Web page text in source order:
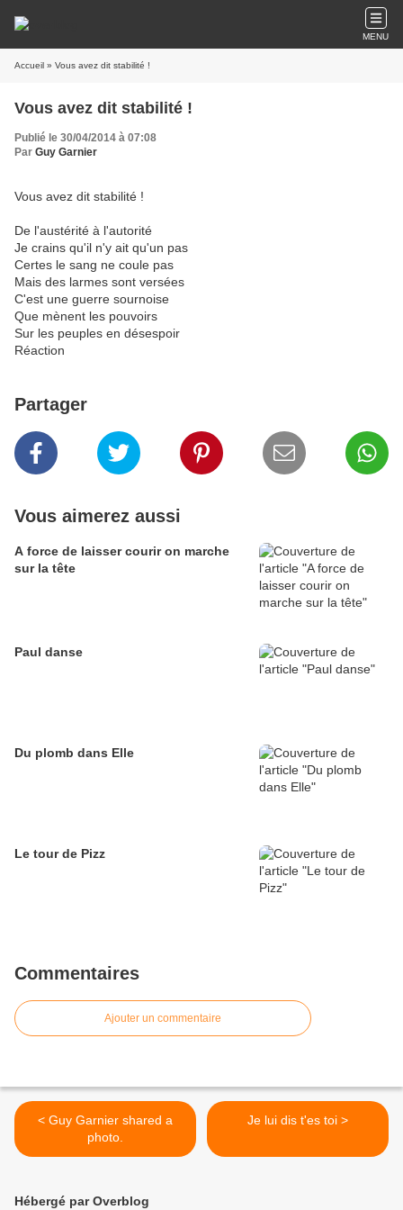
MENU
Accueil » Vous avez dit stabilité !
Vous avez dit stabilité !
Publié le 30/04/2014 à 07:08
Par Guy Garnier
Vous avez dit stabilité !
De l'austérité à l'autorité
Je crains qu'il n'y ait qu'un pas
Certes le sang ne coule pas
Mais des larmes sont versées
C'est une guerre sournoise
Que mènent les pouvoirs
Sur les peuples en désespoir
Réaction
Partager
Vous aimerez aussi
A force de laisser courir on marche
sur la tête
Paul danse
Du plomb dans Elle
Le tour de Pizz
Commentaires
Ajouter un commentaire
< Guy Garnier shared a
photo.
Je lui dis t'es toi >
Hébergé par Overblog